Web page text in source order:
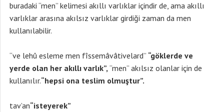
buradaki “men” kelimesi akıllı varlıklar içindir de, ama akıllı
varlıklar arasına akılsız varlıklar girdiği zaman da men
kullanılabilir.
“ve lehû esleme men fîssemâvâtivelard” “göklerde ve
yerde olan her akıllı varlık”, “men” akılsız olanlar için de
kullanılır.“hepsi ona teslim olmuştur”.
tav’an“isteyerek”